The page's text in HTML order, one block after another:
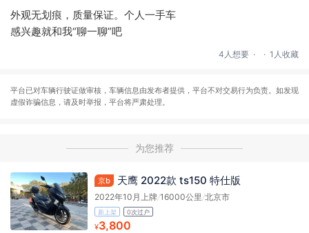
外观无划痕，质量保证。个人一手车
感兴趣就和我“聊一聊”吧
4人想要 . . 1人收藏
平台已对车辆行驶证做审核，车辆信息由发布者提供，平台不对交易行为负责。如发现
虚假诈骗信息，请及时举报，平台将严肃处理。
为您推荐
京b 天鹰 2022款 ts150 特仕版
2022年10月上牌/16000公里 /北京市
新上架 0次过户
¥3,800